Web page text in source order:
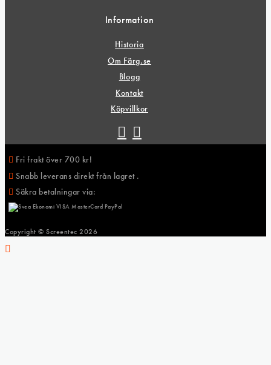
Information
Historia
Om Färg.se
Blogg
Kontakt
Köpvillkor
Fri frakt över 700 kr!
Snabb leverans direkt från lagret .
Säkra betalningar via:
Copyright © Screentec 2026